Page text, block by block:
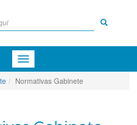
Menu
de
Navegação
Normativas Gabinete